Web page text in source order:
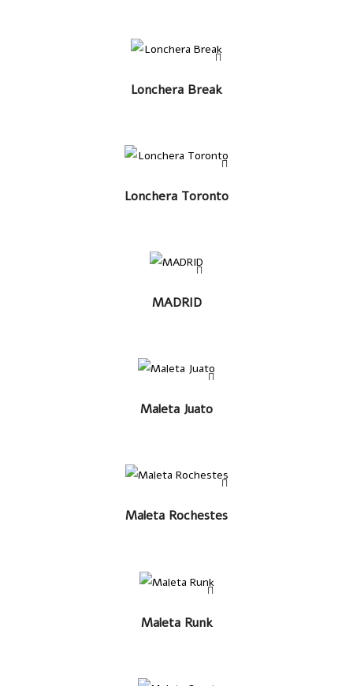
LEER MÁS
Lonchera Break
LEER MÁS
Lonchera Toronto
MÁS
MADRID
LEER MÁS
Maleta Juato
LEER MÁS
Maleta Rochestes
LEER MÁS
Maleta Runk